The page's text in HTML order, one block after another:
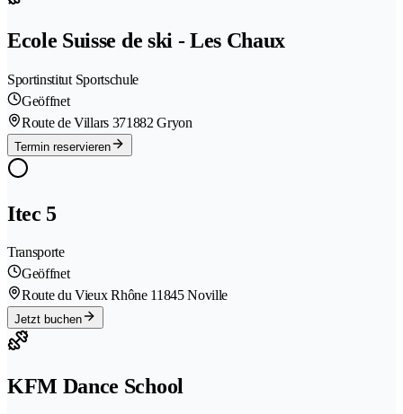
Ecole Suisse de ski - Les Chaux
Sportinstitut Sportschule
Geöffnet
Route de Villars 371882 Gryon
Termin reservieren
Itec 5
Transporte
Geöffnet
Route du Vieux Rhône 11845 Noville
Jetzt buchen
KFM Dance School